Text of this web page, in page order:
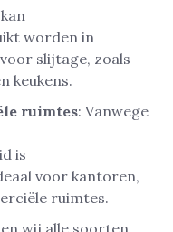
worden in
slijtage, zoals
keukens.
ruimtes: Vanwege
is
voor kantoren,
ruimtes.
wij alle soorten